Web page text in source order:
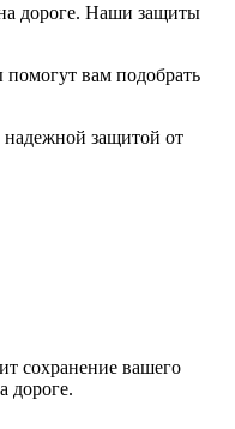
дороге. Наши защиты
вам подобрать
надежной защитой от
сохранение вашего
дороге.